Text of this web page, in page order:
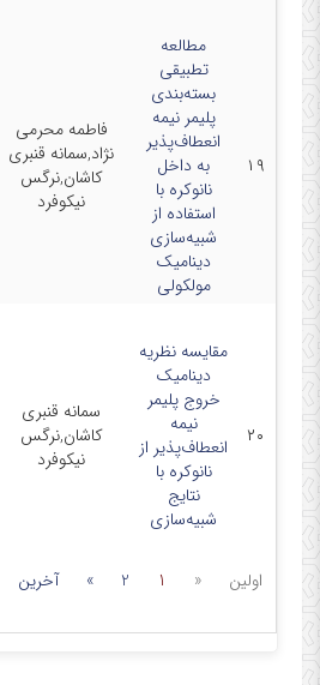
۱۹
مطالعه
تطبیقی
بسته‌بندی
پلیمر نیمه
انعطاف‌پذیر
به داخل
نانوکره با
استفاده از
شبیه‌سازی
دینامیک
مولکولی
فاطمه محرمی
نژاد,سمانه قنبری
کاشان,نرگس
نیکوفرد
۲۰
مقایسه نظریه
دینامیک
خروج پلیمر
نیمه
انعطاف‌پذیر از
نانوکره با
نتایج
شبیه‌سازی
سمانه قنبری
کاشان,نرگس
نیکوفرد
اولین «
1
2
» آخرین